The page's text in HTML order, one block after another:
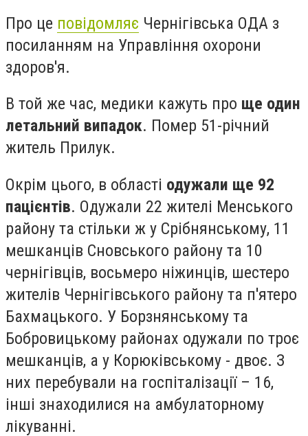
Про це повідомляє Чернігівська ОДА з
посиланням на Управління охорони
здоров'я.
В той же час, медики кажуть про ще один
летальний випадок. Помер 51-річний
житель Прилук.
Окрім цього, в області одужали ще 92
пацієнтів. Одужали 22 жителі Менського
району та стільки ж у Срібнянському, 11
мешканців Сновського району та 10
чернігівців, восьмеро ніжинців, шестеро
жителів Чернігівського району та п'ятеро
Бахмацького. У Борзнянському та
Бобровицькому районах одужали по троє
мешканців, а у Корюківському - двоє. З
них перебували на госпіталізації – 16,
інші знаходилися на амбулаторному
лікуванні.